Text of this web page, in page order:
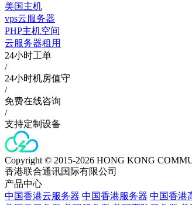
美国主机
vps云服务器
PHP主机空间
云服务器租用
24小时工单
/
24小时机房值守
/
免费在线咨询
/
支持定制设备
Copyright © 2015-2026 HONG KONG
香港联合通讯国际有限公司
产品中心
中国香港云服务器 中国香港服务器 中国香港